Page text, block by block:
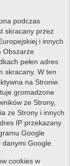
podczas
skracany przez
i innych
Obszarze
pełen adres
skracany. W ten
na Stronie.
gromadzone
ze Strony,
ze Strony i innych
IP przekazany
Google
Google.
cookies w